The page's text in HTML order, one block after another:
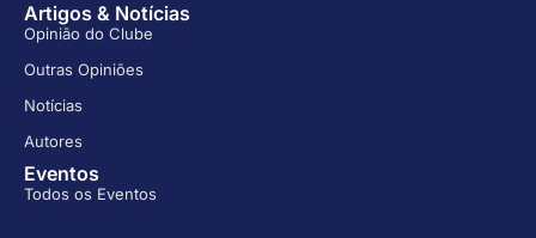
Artigos & Notícias
Opinião do Clube
Outras Opiniões
Notícias
Autores
Eventos
Todos os Eventos